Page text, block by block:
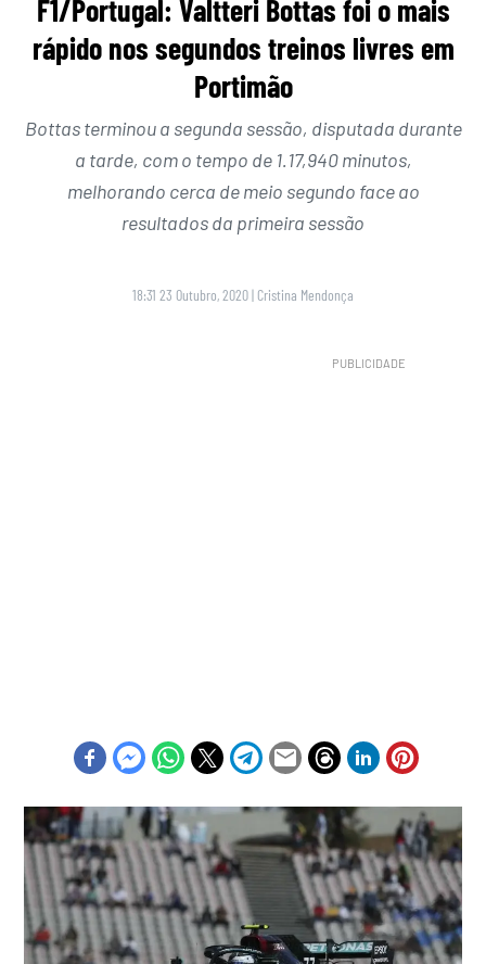
F1/Portugal: Valtteri Bottas foi o mais
rápido nos segundos treinos livres em
Portimão
Bottas terminou a segunda sessão, disputada durante
a tarde, com o tempo de 1.17,940 minutos,
melhorando cerca de meio segundo face ao
resultados da primeira sessão
18:31 23 Outubro, 2020| Cristina Mendonça